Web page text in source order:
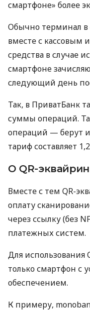
смартфоне» более
Обычно терминал в
вместе с кассовым
средства в случае
смартфоне
следующий день
Так, в ПриватБанк
суммы операций.
операций — берут и
тариф составляет
О QR-
Вместе с тем QR-
оплату
через ссылку (без
платежных систем.
Для использования
только смартфон
обеспечением.
К примеру,